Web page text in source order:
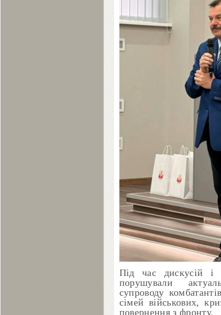
Під час дискусій і
порушували
супроводу
сімей військових,
повернення з фронту.